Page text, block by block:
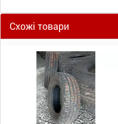
Схожі товари